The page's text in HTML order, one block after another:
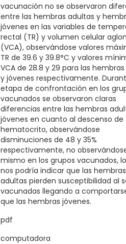
vacunación no se observaron
entre las hembras adultas y
jóvenes en las variables de
rectal (TR) y volumen celular
(VCA), observándose valores
TR de 39.6 y 39.8°C y valores
VCA de 28.8 y 29 para las
y jóvenes respectivamente.
etapa de confrontación en los
vacunados se observaron claras
diferencias entre las hembras
jóvenes en cuanto al descenso de
hematocrito, observándose
disminuciones de 48 y 35%
respectivamente, no
mismo en los grupos vacunados,
nos podría indicar que las hembras
adultas pierden susceptibilidad al
vacunadas llegando a
que las hembras jóvenes.
pdf
computadora